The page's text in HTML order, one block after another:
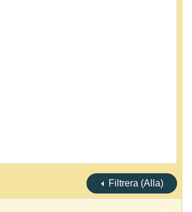
Filtrera (Alla)